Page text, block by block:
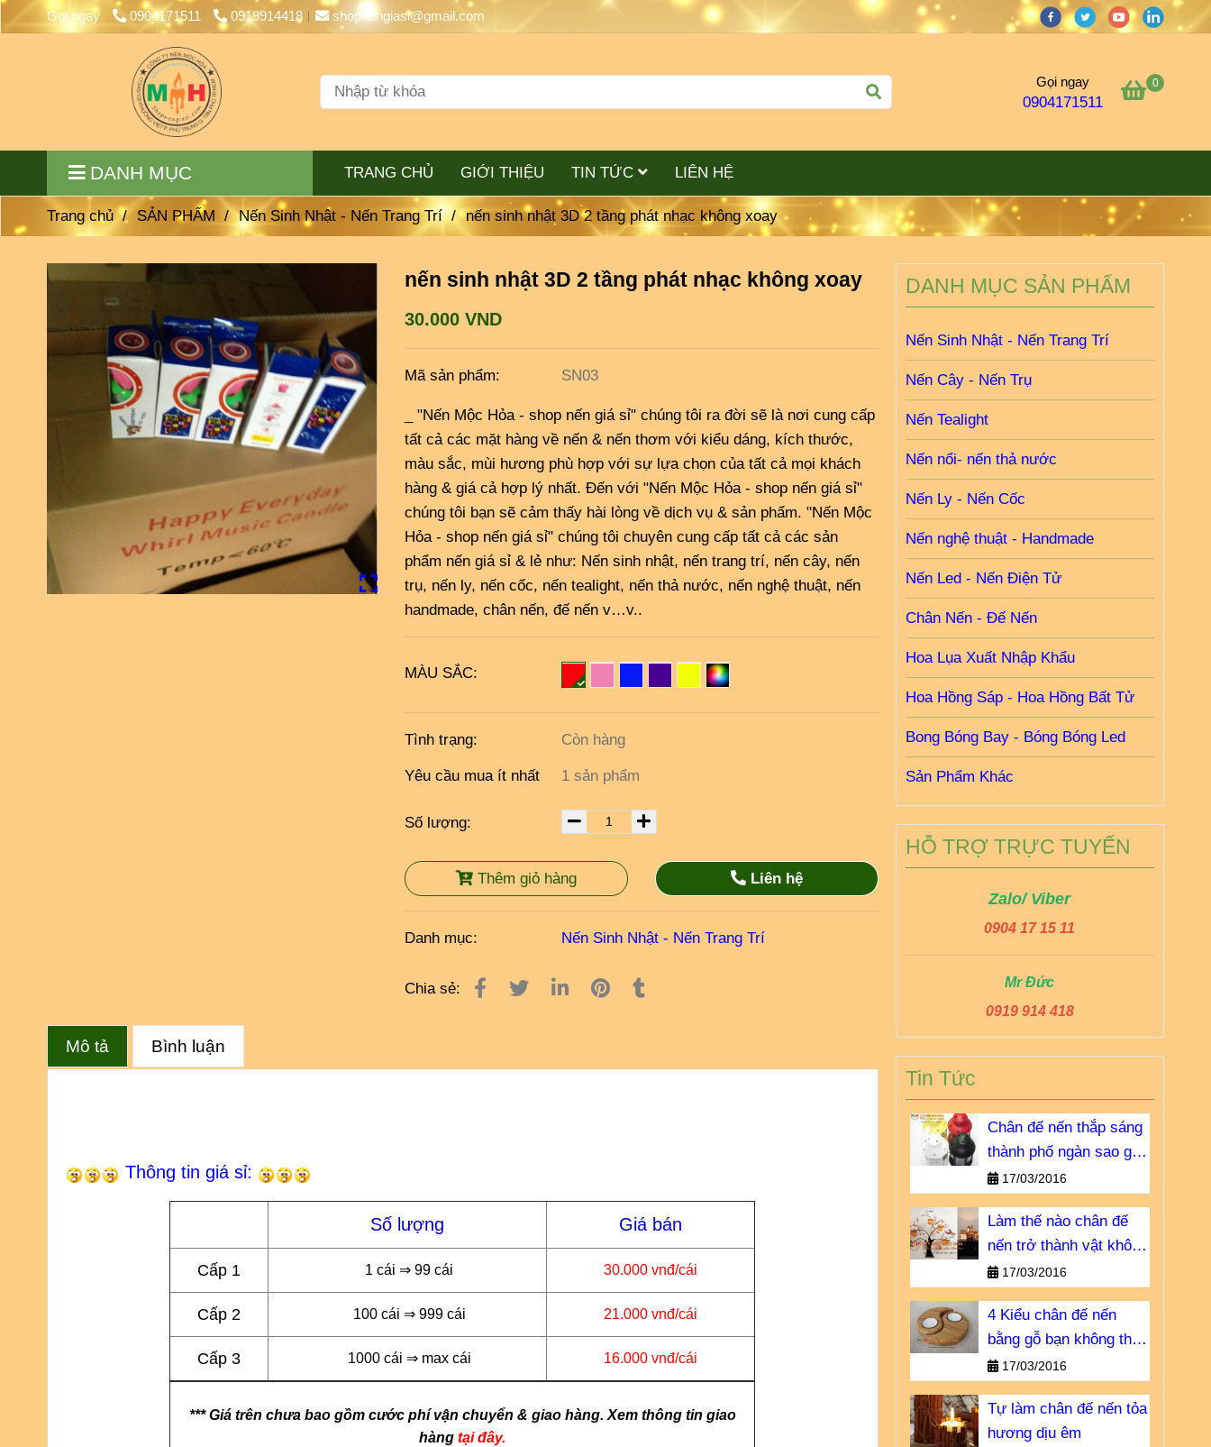
Gọi ngay 0904171511 0919914418 shopnengiasi@gmail.com
Gọi ngay
0904171511
0
DANH MỤC TRANG CHỦ GIỚI THIỆU TIN TỨC LIÊN HỆ
Trang chủ / SẢN PHẨM / Nến Sinh Nhật - Nến Trang Trí / nến sinh nhật 3D 2 tầng phát nhạc không xoay
nến sinh nhật 3D 2 tầng phát nhạc không xoay
30.000 VND
Mã sản phẩm: SN03
_ "Nến Mộc Hỏa - shop nến giá sỉ" chúng tôi ra đời sẽ là nơi cung cấp
tất cả các mặt hàng về nến & nến thơm với kiểu dáng, kích thước,
màu sắc, mùi hương phù hợp với sự lựa chọn của tất cả mọi khách
hàng & giá cả hợp lý nhất. Đến với "Nến Mộc Hỏa - shop nến giá sỉ"
chúng tôi bạn sẽ cảm thấy hài lòng về dịch vụ & sản phẩm. "Nến Mộc
Hỏa - shop nến giá sỉ" chúng tôi chuyên cung cấp tất cả các sản
phẩm nến giá sỉ & lẻ như: Nến sinh nhật, nến trang trí, nến cây, nến
trụ, nến ly, nến cốc, nến tealight, nến thả nước, nến nghệ thuật, nến
handmade, chân nến, đế nến v…v..
MÀU SẮC:
Tình trạng: Còn hàng
Yêu cầu mua ít nhất 1 sản phẩm
Số lượng:
Thêm giỏ hàng Liên hệ
Danh mục: Nến Sinh Nhật - Nến Trang Trí
Chia sẻ:
Mô tả Bình luận
Thông tin giá sỉ:
Số lượng Giá bán
Cấp 1 1 cái ⇒ 99 cái 30.000 vnđ/cái
Cấp 2 100 cái ⇒ 999 cái 21.000 vnđ/cái
Cấp 3 1000 cái ⇒ max cái 16.000 vnđ/cái
*** Giá trên chưa bao gồm cước phí vận chuyển & giao hàng. Xem thông tin giao
hàng tại đây.
DANH MỤC SẢN PHẨM
Nến Sinh Nhật - Nến Trang Trí
Nến Cây - Nến Trụ
Nến Tealight
Nến nổi- nến thả nước
Nến Ly - Nến Cốc
Nến nghệ thuật - Handmade
Nến Led - Nến Điện Tử
Chân Nến - Đế Nến
Hoa Lụa Xuất Nhập Khẩu
Hoa Hồng Sáp - Hoa Hồng Bất Tử
Bong Bóng Bay - Bóng Bóng Led
Sản Phẩm Khác
HỖ TRỢ TRỰC TUYẾN
Zalo/ Viber
0904 17 15 11
Mr Đức
0919 914 418
Tin Tức
Chân đế nến thắp sáng
thành phố ngàn sao giá
bao nhiêu?
17/03/2016
Làm thế nào chân đế
nến trở thành vật không
thể thiếu?
17/03/2016
4 Kiểu chân đế nến
bằng gỗ bạn không thể
bỏ qua
17/03/2016
Tự làm chân đế nến tỏa
hương dịu êm